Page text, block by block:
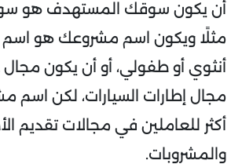
أن يكون سوقك المستهدف هو
مثلًا ويكون اسم مشروعك هو اسم
أنثوي أو طفولي، أو أن يكون
مجال إطارات السيارات، لكن اسم
أكثر للعاملين في مجالات تقديم
والمشروبات.